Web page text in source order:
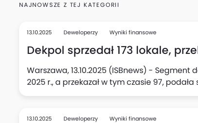
NAJNOWSZE Z TEJ KATEGORII
13.10.2025 Deweloperzy Wyniki finansowe
Dekpol sprzedał 173 lokale,
Warszawa, 13.10.2025 (ISBnews) - Segment
2025 r., a przekazał w tym czasie 97, podała
13.10.2025 Deweloperzy Wyniki finansowe